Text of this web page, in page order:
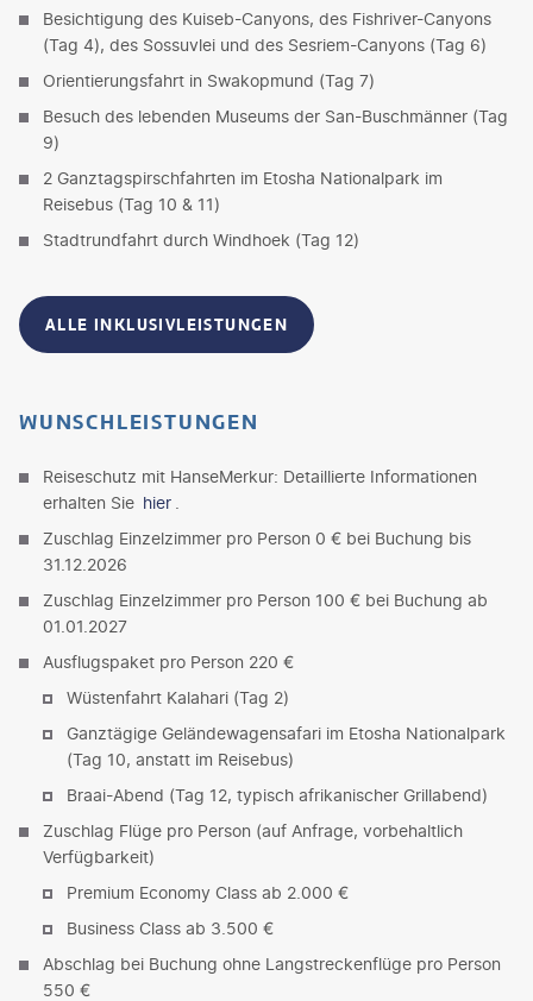
Besichtigung des Kuiseb-Canyons, des Fishriver-Canyons
(Tag 4), des Sossuvlei und des Sesriem-Canyons (Tag 6)
Orientierungsfahrt in Swakopmund (Tag 7)
Besuch des lebenden Museums der San-Buschmänner (Tag
9)
2 Ganztagspirschfahrten im Etosha Nationalpark im
Reisebus (Tag 10 & 11)
Stadtrundfahrt durch Windhoek (Tag 12)
ALLE INKLUSIVLEISTUNGEN
WUNSCHLEISTUNGEN
Reiseschutz mit HanseMerkur: Detaillierte Informationen
erhalten Sie hier
Zuschlag Einzelzimmer pro Person 0 € bei Buchung bis
31.12.2026
Zuschlag Einzelzimmer pro Person 100 € bei Buchung ab
01.01.2027
Ausflugspaket pro Person 220 €
Wüstenfahrt Kalahari (Tag 2)
Ganztägige Geländewagensafari im Etosha Nationalpark
(Tag 10, anstatt im Reisebus)
Braai-Abend (Tag 12, typisch afrikanischer Grillabend)
Zuschlag Flüge pro Person (auf Anfrage, vorbehaltlich
Verfügbarkeit)
Premium Economy Class ab 2.000 €
Business Class ab 3.500 €
Abschlag bei Buchung ohne Langstreckenflüge pro Person
550 €